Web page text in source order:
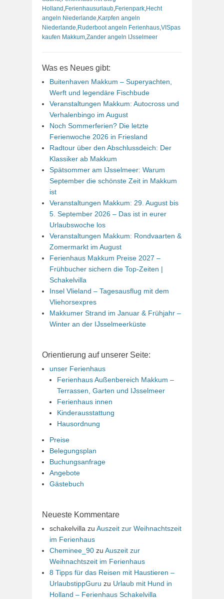
Holland Ferienhausurlaub Ferienpark Hecht
angeln Niederlande Karpfen angeln
Niederlande Ruderboot angeln Ferienhaus VISpas
kaufen Makkum Zander angeln IJsselmeer
Was es Neues gibt:
Buitenhaven Makkum – Superyachten,
Werft und legendäre Fischbude
Veranstaltungen Makkum: Autocross und
Verhalenbingo im August
Noch Sommerferien? Die letzte
Ferienwoche 2026 in Friesland
Radtour über den Abschlussdeich: Der
Klassiker ab Makkum
Spätsommer am IJsselmeer: Warum
September die schönste Zeit in Makkum
ist
Veranstaltungen Makkum: 29. August bis
5. September 2026 – Das ist in eurer
Urlaubswoche los
Veranstaltungen Makkum: Rondvaarten &
Zomermarkt im August
Ferienhaus Makkum Preise 2027 –
Frühbucher sichern die Top-Zeiten |
Schakelvilla
Insel Vlieland – Tagesausflug mit dem
Vliehorsexpres
Makkumer Strand im Januar & Frühjahr –
Winter an der IJsselmeerküste
Orientierung auf unserer Seite:
unser Ferienhaus
Ferienhaus Außenbereich Makkum –
Terrassen, Garten und IJsselmeer
Ferienhaus innen
Kinderausstattung
Hausordnung
Preise
Belegungsplan
Buchungsanfrage
Angebote
Gästebuch
Neueste Kommentare
schakelvilla zu Auszeit zur Weihnachtszeit
im Ferienhaus
Cheminee_90 zu Auszeit zur
Weihnachtszeit im Ferienhaus
8 Tipps für das Reisen mit Haustieren –
UrlaubstippGuru zu Urlaub mit Hund in
Holland – Ferienhaus Schakelvilla